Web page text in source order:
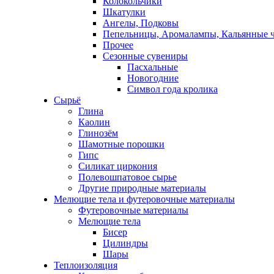
Шкатулки
Ангелы, Подковы
Пепельницы, Аромалампы, Кальянные
Прочее
Сезонные сувениры
Пасхальные
Новогодние
Символ года кролика
Сырьё
Глина
Каолин
Глинозём
Шамотные порошки
Гипс
Силикат циркония
Полевошпатовое сырье
Другие природные материалы
Мелющие тела и футеровочные материалы
Футеровочные материалы
Мелющие тела
Бисер
Цилиндры
Шары
Теплоизоляция